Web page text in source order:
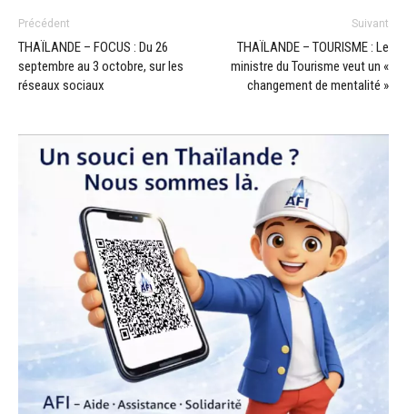
Précédent
THAÏLANDE – FOCUS : Du 26
septembre au 3 octobre, sur les
réseaux sociaux
Suivant
THAÏLANDE – TOURISME : Le
ministre du Tourisme veut un «
changement de mentalité »